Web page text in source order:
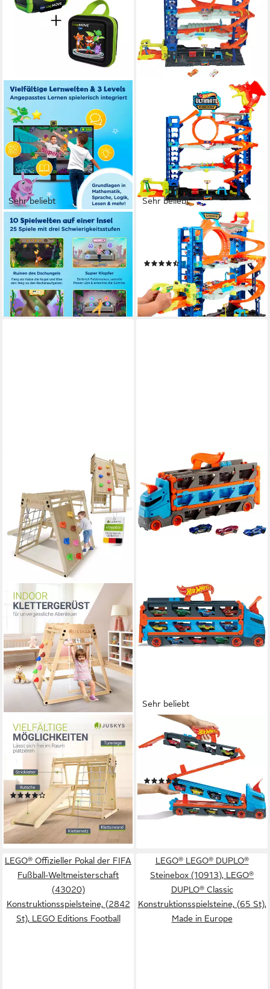
Sehr beliebt
VTECH®
Spiel LeapMOVE, Videospiel
(32)
75,15 €
lieferbar - in 1-2 Werktagen bei dir
Sehr beliebt
HOT WHEELS
Spiel-Parkgarage Ultimative
(26)
ab 107,59 € UVP 154,99 €
-31%
lieferbar - in 2-3 Werktagen bei dir
JUSKYS
Klettergerüst Mini, für Kinder,
Holz, Indoor Spielplatz
klappbar, Rutsche &
Kletterwand
(15)
ab 179,99 € 249,99 €
-28%
lieferbar - in 3-4 Werktagen bei dir
Sehr beliebt
HOT WHEELS
Spielzeug-Transporter 2-in-1
Rennbahn-Transporter, mit
drei Hot Wheels Fahrzeugen
(142)
ab 36,09 €
lieferbar - in 1-2 Werktagen bei dir
LEGO® Offizieller Pokal der FIFA
Fußball-Weltmeisterschaft
(43020)
Konstruktionsspielsteine, (2842
St), LEGO Editions Football
LEGO® LEGO® DUPLO®
Steinebox (10913), LEGO®
DUPLO® Classic
Konstruktionsspielsteine, (65 St),
Made in Europe